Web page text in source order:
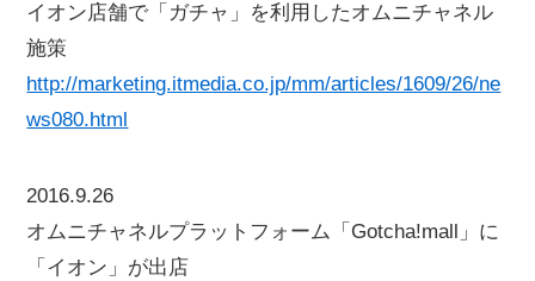
イオン店舗で「ガチャ」を利用したオムニチャネル
施策
http://marketing.itmedia.co.jp/mm/articles/1609/26/ne
ws080.html
2016.9.26
オムニチャネルプラットフォーム「Gotcha!mall」に
「イオン」が出店